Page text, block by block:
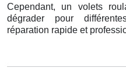
Cependant, un volets
dégrader pour
réparation rapide et